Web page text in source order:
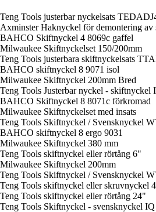
Teng Tools justerbar nyckelsats
Axminster Haknyckel för demontering av
BAHCO Skiftnyckel 4 8069c gaffel
Milwaukee Skiftnyckelset 150/200mm
Teng Tools justerbara skiftnyckelsats
BAHCO skiftnyckel 8 9071 isol
Milwaukee Skiftnyckel 200mm Bred
Teng Tools Justerbar nyckel - skiftnyckel
BAHCO Skiftnyckel 8 8071c förkromad
Milwaukee Skiftnyckelset med insats
Teng Tools Skiftnyckel / Svensknyckel
BAHCO skiftnyckel 8 ergo 9031
Milwaukee Skiftnyckel 380 mm
Teng Tools skiftnyckel eller rörtång 6"
Milwaukee Skiftnyckel 200mm
Teng Tools Skiftnyckel / Svensknyckel
Teng Tools skiftnyckel eller skruvnyckel
Teng Tools skiftnyckel eller rörtång 24"
Teng Tools Skiftnyckel - svensknyckel